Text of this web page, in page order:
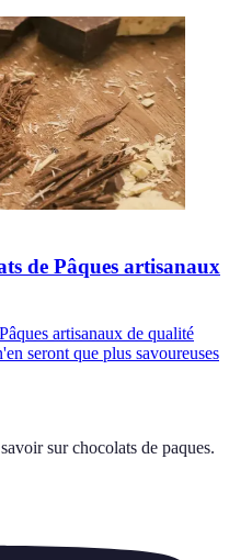
de Pâques artisanaux
artisanaux de qualité
seront que plus savoureuses
sur chocolats de paques.